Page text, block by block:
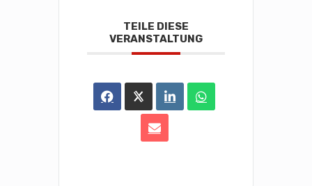
TEILE DIESE
VERANSTALTUNG